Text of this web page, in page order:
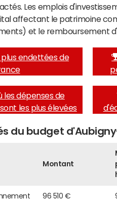
Les emplois
affectant le patrimoine
et le remboursement
plus endettées de
les dépenses de
les plus élevées
du budget
Montant
96 510 €